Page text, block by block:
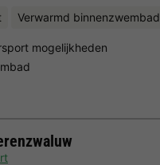
Verwarmd binnenzwembad
mogelijkheden